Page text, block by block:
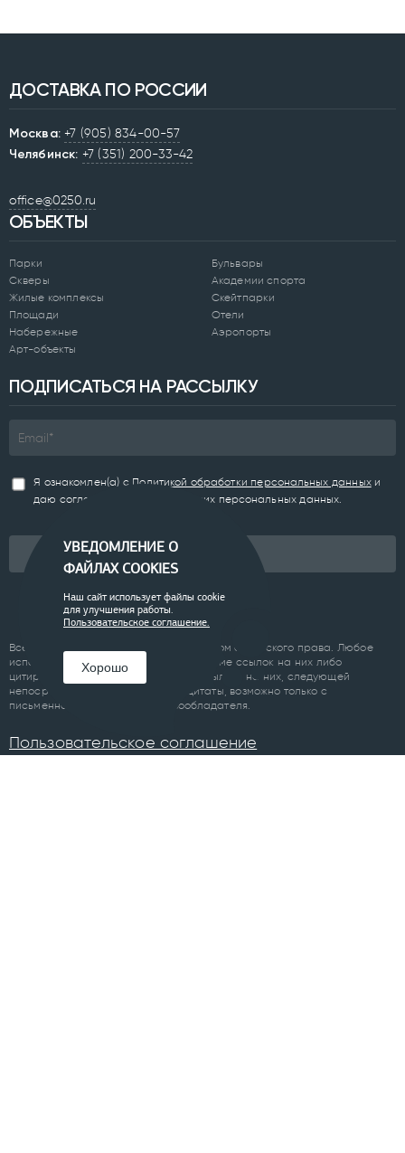
ДОСТАВКА ПО РОССИИ
Москва: +7 (905) 834-00-57
Челябинск: +7 (351) 200-33-42
office@0250.ru
ОБЪЕКТЫ
Парки
Скверы
Жилые комплексы
Площади
Набережные
Арт-объекты
Бульвары
Академии спорта
Скейтпарки
Отели
Аэропорты
ПОДПИСАТЬСЯ НА РАССЫЛКУ
Я ознакомлен(а) с Политикой обработки персональных данныхи
даю согласие на обработку моих персональных данных.
Подписаться
Все материалы сайта являются объектом авторского права. Любое
использование материалов сайта, кроме ссылок на них либо
цитирование с обязательной гиперссылкой на них, следующей
непосредственно до либо после цитаты, возможно только с
письменного разрешения правообладателя.
Пользовательское соглашение
УВЕДОМЛЕНИЕ О
ФАЙЛАХ COOKIES
Наш сайт использует файлы cookie
для улучшения работы.
Пользовательское соглашение.
Хорошо